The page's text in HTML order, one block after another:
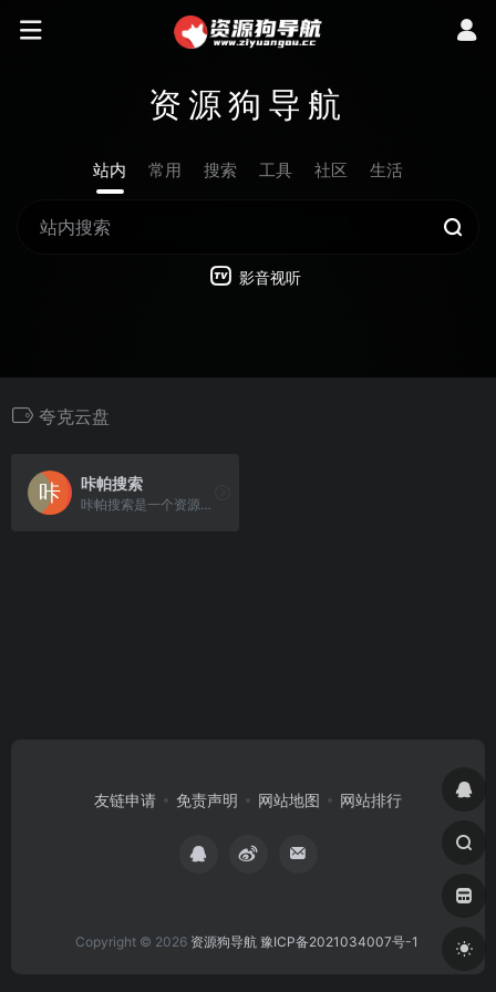
资源狗导航
站内 常用 搜索 工具 社区 生活
影音视听
夸克云盘
咔帕搜索
咔帕搜索是一个资源超丰富的综合资源搜索网站,咔帕搜索专注于收录全网综合盘资源。
友链申请 免责声明 网站地图 网站排行
Copyright © 2026 资源狗导航 豫ICP备2021034007号-1